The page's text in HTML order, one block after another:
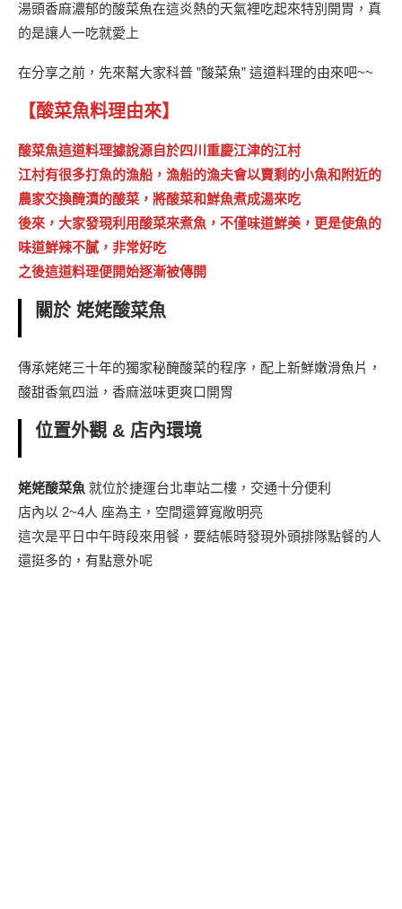
湯頭香麻濃郁的酸菜魚在這炎熱的天氣裡吃起來特別開胃，真
的是讓人一吃就愛上
在分享之前，先來幫大家科普 ”酸菜魚” 這道料理的由來吧~~
【酸菜魚料理由來】
酸菜魚這道料理據說源自於四川重慶江津的江村
江村有很多打魚的漁船，漁船的漁夫會以賣剩的小魚和附近的
農家交換醃漬的酸菜，將酸菜和鮮魚煮成湯來吃
後來，大家發現利用酸菜來煮魚，不僅味道鮮美，更是使魚的
味道鮮辣不膩，非常好吃
之後這道料理便開始逐漸被傳開
關於 姥姥酸菜魚
傳承姥姥三十年的獨家秘醃酸菜的程序，配上新鮮嫩滑魚片，
酸甜香氣四溢，香麻滋味更爽口開胃
位置外觀 & 店內環境
姥姥酸菜魚 就位於捷運台北車站二樓，交通十分便利
店內以 2~4人 座為主，空間還算寬敞明亮
這次是平日中午時段來用餐，要結帳時發現外頭排隊點餐的人
還挺多的，有點意外呢